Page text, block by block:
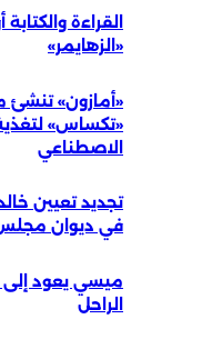
القراءة
«الزهايمر»
«أمازون»
«تكساس» لتغذية
الاصطناعي
تجديد تعيين
في ديوان مجلس
ميسي يعود إلى
الراحل